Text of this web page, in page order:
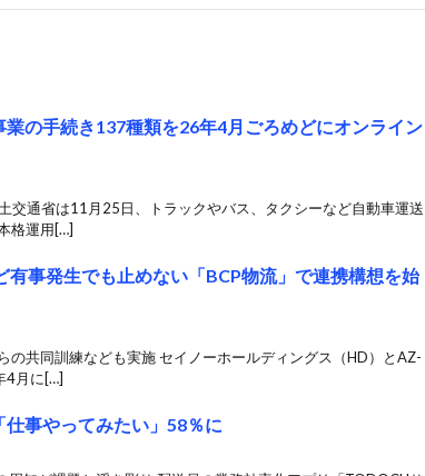
の手続き137種類を26年4月ごろめどにオンライン
交通省は11月25日、トラックやバス、タクシーなど自動車運送
格運用[…]
事発生でも止めない「BCP物流」で連携構想を始
の共同訓練なども実施 セイノーホールディングス（HD）とAZ-
4月に[…]
事やってみたい」58％に